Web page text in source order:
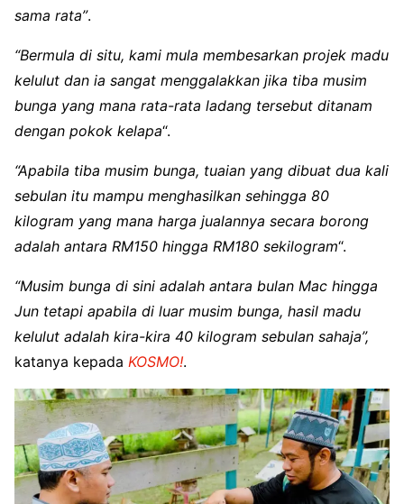
sama rata”.
“Bermula di situ, kami mula membesarkan projek madu
kelulut dan ia sangat menggalakkan jika tiba musim
bunga yang mana rata-rata ladang tersebut dita­nam
dengan pokok kelapa“.
“Apabila tiba musim bunga, tuaian yang dibuat dua kali
sebulan itu mampu menghasilkan sehingga 80
kilogram yang mana harga jualannya secara borong
adalah antara RM150 hingga RM180 sekilogram“.
“Musim bunga di sini adalah antara bulan Mac hingga
Jun tetapi apabila di luar musim bunga, hasil madu
kelulut adalah kira-kira 40 kilogram sebulan sahaja”,
katanya kepada KOSMO!.